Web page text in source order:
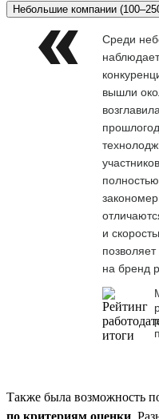
Небольшие компании
Среди
вышли
и
на бренд
Также была возможность
по критериям оценки .